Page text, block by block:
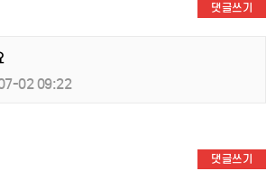
댓글쓰기
02 09:22
댓글쓰기